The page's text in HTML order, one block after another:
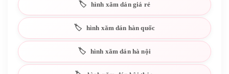
hình xăm dán giá rẻ
hình xăm dán hàn quốc
hình xăm dán hà nội